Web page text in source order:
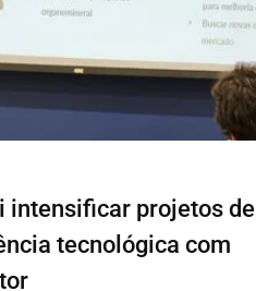
intensificar projetos de
tecnológica com